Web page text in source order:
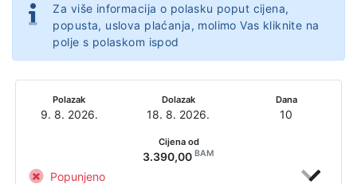
Za više informacija o polasku poput cijena,
popusta, uslova plaćanja, molimo Vas kliknite na
polje s polaskom ispod
Polazak
9. 8. 2026.
Dolazak
18. 8. 2026.
Dana
10
Popunjeno
Cijena od
3.390,00 BAM